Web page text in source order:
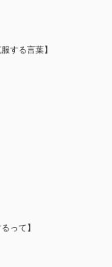
する言葉】
って】